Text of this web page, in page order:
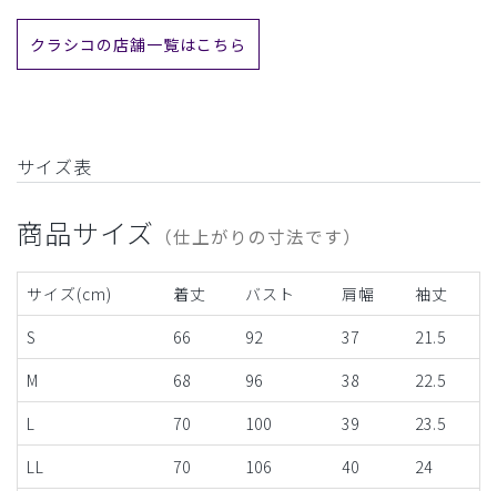
クラシコの店舗一覧はこちら
サイズ表
商品サイズ （仕上がりの寸法です）
サイズ(cm) 着丈 バスト 肩幅
袖丈
S
66 92 37
21.5
M
68 96 38
22.5
L
70 100 39
23.5
LL
70 106 40 24